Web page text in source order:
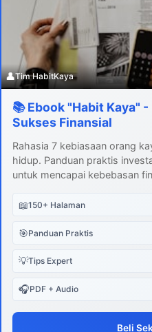
👤Tim HabitKaya
📚 Ebook "Habit Kaya"
Sukses Finansial
Rahasia 7 kebiasaan orang
hidup. Panduan praktis
untuk mencapai kebebasan
📖150+ Halaman
🎯Panduan Praktis
💡Tips Expert
🎧PDF + Audio
Beli